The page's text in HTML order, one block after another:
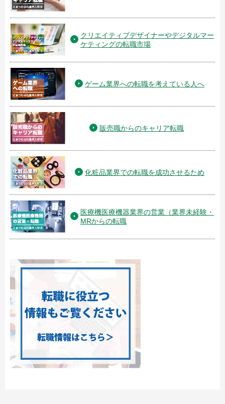
クリエイティブデザイナーやデジタルマー
ケティングの転職市場
ゲーム業界への転職を考えている人へ
販売職からのキャリア転職
化粧品業界での転職を成功させるため
医療機医療機器業界の営業（業界未経験・
MRからの転職